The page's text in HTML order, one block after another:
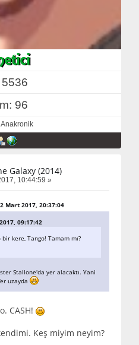
96
Anakronik
Galaxy (2014)
10:44:59 »
Mart 2017, 20:37:04
09:17:42
kere, Tango! Tamam mı?
Stallone'da yer alacaktı. Yani
uzayda
CASH!
Keş miyim neyim?